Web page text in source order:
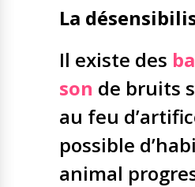
La
Il existe des
son de bruits
au feu
possible
animal